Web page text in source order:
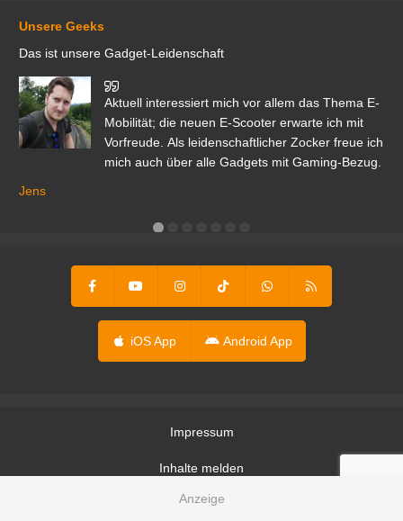
Unsere Geeks
Das ist unsere Gadget-Leidenschaft
Aktuell interessiert mich vor allem das Thema E-
Mobilität; die neuen E-Scooter erwarte ich mit
Vorfreude. Als leidenschaftlicher Zocker freue ich
mich auch über alle Gadgets mit Gaming-Bezug.
Jens
iOS App Android App
Impressum
Inhalte melden
Nutzungsbedingungen